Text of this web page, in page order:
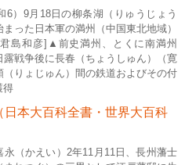
6）9月18日の柳条湖（りゅうじょう
まった日本軍の満州（中国東北地域）
島和彦]▲前史満州、とくに南満州
露戦争後に長春（ちょうしゅん）（寛
りょじゅん）間の鉄道およびその付
得
日本大百科全書・世界大百科
永（かえい）2年11月11日、長州藩士